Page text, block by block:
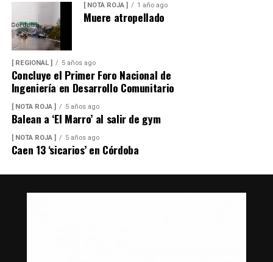
[ NOTA ROJA ] 1 año ago
Muere atropellado
[ REGIONAL ] 5 años ago
Concluye el Primer Foro Nacional de
Ingeniería en Desarrollo Comunitario
[ NOTA ROJA ] 5 años ago
Balean a ‘El Marro’ al salir de gym
[ NOTA ROJA ] 5 años ago
Caen 13 ‘sicarios’ en Córdoba